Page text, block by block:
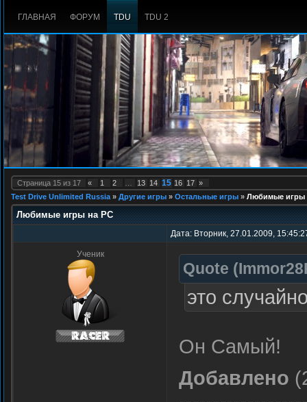
ГЛАВНАЯ ФОРУМ TDU TDU 2
Страница 15 из 17 « 1 2 13 14 15 16 17 »
Test Drive Unlimited Russia » Другие игры » Остальные игры » Любимые игры
Любимые игры на PC
Дата: Вторник, 27.01.2009,
Ученик
Quote (
это
Он Самый!
Добавлено